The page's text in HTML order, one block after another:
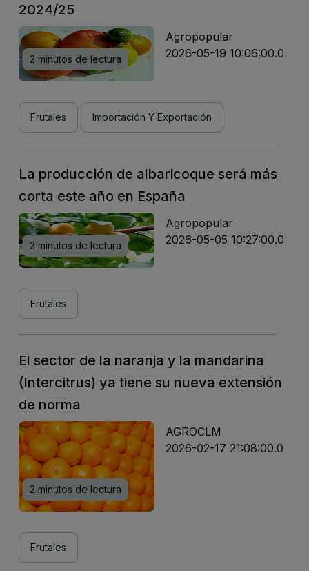
2024/25
2 minutos de lectura
Agropopular
2026-05-19 10:06:00.0
Frutales Importación Y Exportación
La producción de albaricoque será más
corta este año en España
2 minutos de lectura
Agropopular
2026-05-05 10:27:00.0
Frutales
El sector de la naranja y la mandarina
(Intercitrus) ya tiene su nueva extensión
de norma
2 minutos de lectura
AGROCLM
2026-02-17 21:08:00.0
Frutales